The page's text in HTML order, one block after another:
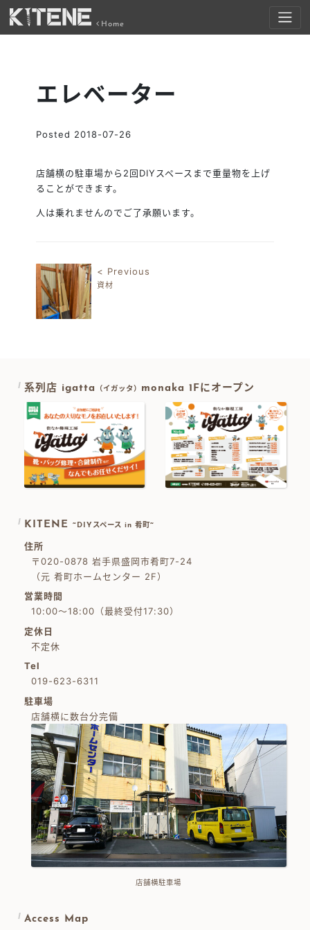
Home
エレベーター
Posted 2018-07-26
店舗横の駐車場から2回DIYスペースまで重量物を上げ
ることができます。
人は乗れませんのでご了承願います。
投稿ナビゲーション
< Previous
資材
系列店 igatta （イガッタ） monaka 1Fにオープン
KITENE ~DIYスペース in 肴町~
住所
〒020-0878 岩手県盛岡市肴町7-24
（元 肴町ホームセンター 2F）
営業時間
10:00～18:00（最終受付17:30）
定休日
不定休
Tel
019-623-6311
駐車場
店舗横に数台分完備
店舗横駐車場
Access Map